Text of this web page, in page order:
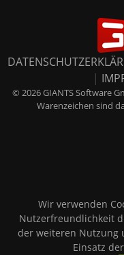
|
© 2026 GIANTS Software
Warenzeichen sind
Wir verwenden
Nutzerfreundlichkeit
der weiteren Nutzung
Einsatz